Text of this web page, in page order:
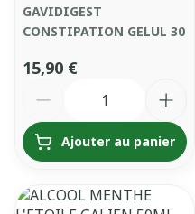
GAVIDIGEST
CONSTIPATION GELUL 30
15,90 €
Ajouter au panier